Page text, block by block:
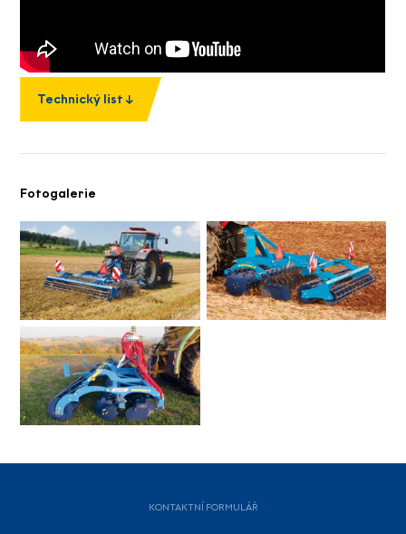
Technický list
Fotogalerie
KONTAKTNÍ FORMULÁŘ